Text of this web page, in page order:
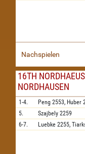
Nachspielen
16TH
NORDHAUSEN
1-4. Peng 2553, Huber
5.
Szajbely 2259
6-7.
Luebke 2255,